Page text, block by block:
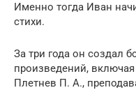
Именно тогда Иван
стихи.
За три года он создал
произведений,
Плетнев П. А.,